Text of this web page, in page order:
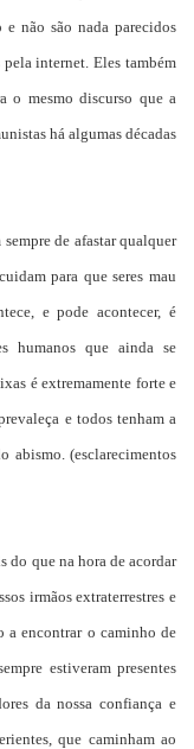
e não são nada parecidos
pela internet. Eles também
o mesmo discurso que a
há algumas décadas
de afastar qualquer
para que seres mau
e pode acontecer, é
humanos que ainda se
é extremamente forte e
e todos tenham a
abismo. (esclarecimentos
do que na hora de acordar
irmãos extraterrestres e
a encontrar o caminho de
estiveram presentes
da nossa confiança e
que caminham ao